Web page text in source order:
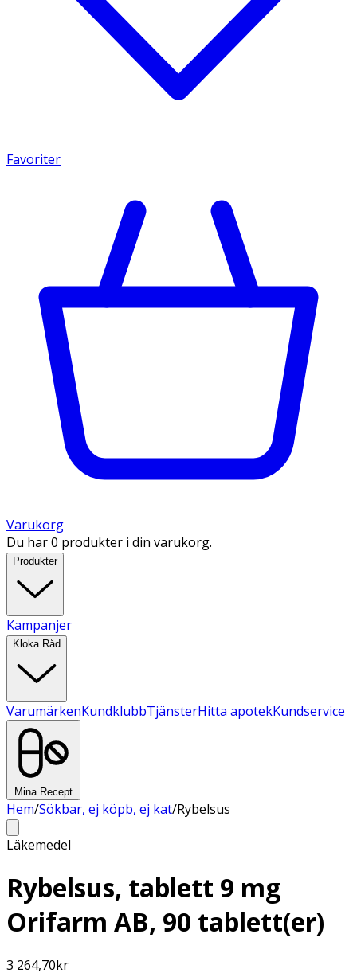
Favoriter
Varukorg
Du har 0 produkter i din varukorg.
Produkter
Kampanjer
Kloka Råd
VarumärkenKundklubbTjänsterHitta apotekKundservice
Mina Recept
Hem/Sökbar, ej köpb, ej kat/Rybelsus
Läkemedel
Rybelsus, tablett 9 mg
Orifarm AB, 90 tablett(er)
3 264,70kr